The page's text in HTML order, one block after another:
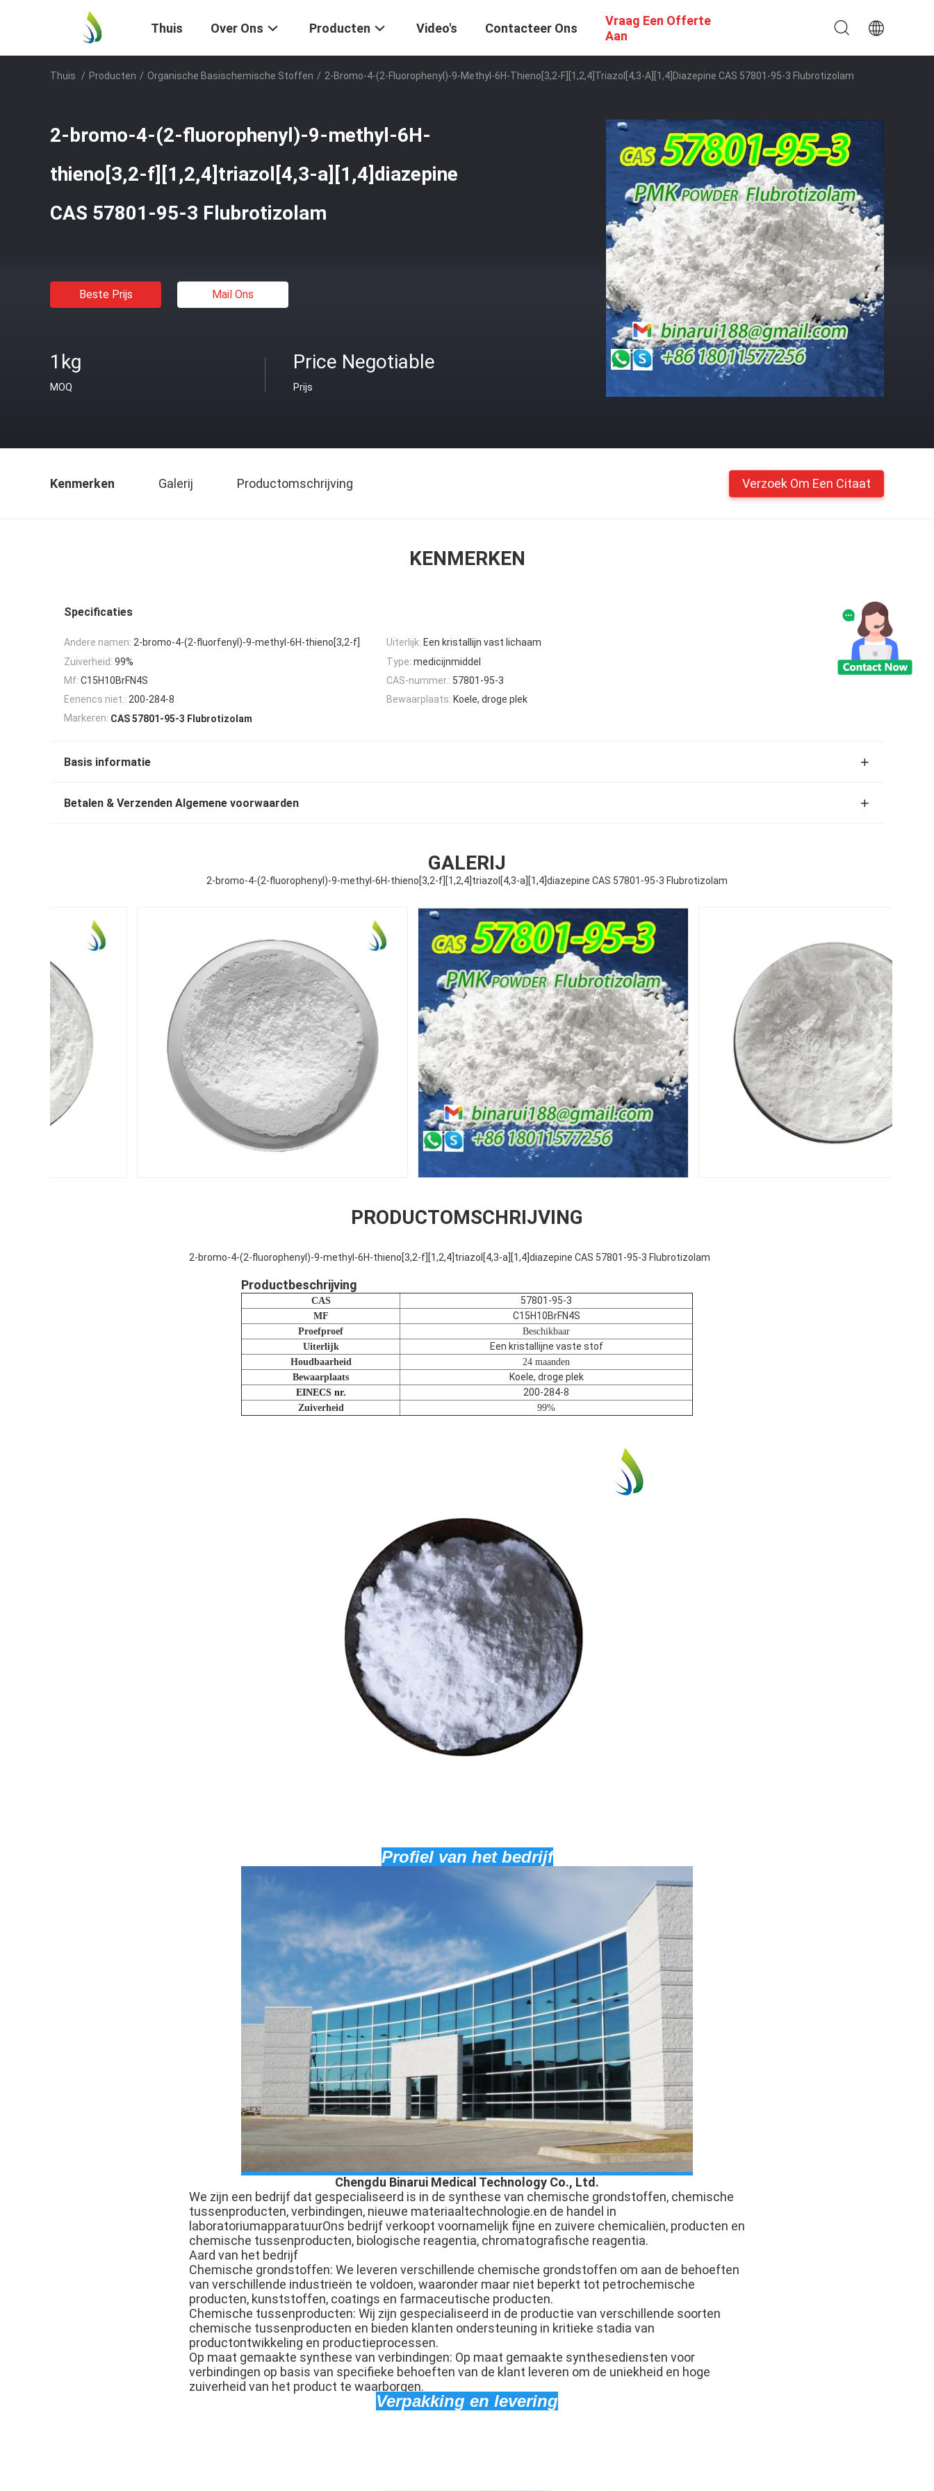
Thuis Over Ons Producten Video's Contacteer Ons
Vraag Een Offerte
Aan
Thuis / Producten / Organische Basischemische Stoffen / 2-Bromo-4-(2-Fluorophenyl)-9-Methyl-6H-Thieno[3,2-F][1,2,4]triazol[4,3-A][1,4]diazepine CAS 57801-95-3 Flubrotizolam
2-bromo-4-(2-fluorophenyl)-9-methyl-6H-
thieno[3,2-f][1,2,4]triazol[4,3-a][1,4]diazepine
CAS 57801-95-3 Flubrotizolam
Beste Prijs Mail Ons
1kg
MOQ
Price Negotiable
Prijs
Kenmerken Galerij Productomschrijving Verzoek Om Een Citaat
KENMERKEN
Specificaties
Andere namen: 2-bromo-4-(2-fluorfenyl)-9-methyl-6H-thieno[3,2-f] Uiterlijk: Een kristallijn vast lichaam
Zuiverheid: 99% Type: medicijnmiddel
Mf: C15H10BrFN4S CAS-nummer.: 57801-95-3
Eenencs niet.: 200-284-8 Bewaarplaats: Koele, droge plek
Markeren: CAS 57801-95-3 Flubrotizolam
Basis informatie
Betalen & Verzenden Algemene voorwaarden
GALERIJ
2-bromo-4-(2-fluorophenyl)-9-methyl-6H-thieno[3,2-f][1,2,4]triazol[4,3-a][1,4]diazepine CAS 57801-95-3 Flubrotizolam
PRODUCTOMSCHRIJVING
2-bromo-4-(2-fluorophenyl)-9-methyl-6H-thieno[3,2-f][1,2,4]triazol[4,3-a][1,4]diazepine CAS 57801-95-3 Flubrotizolam
Productbeschrijving
CAS 57801-95-3
MF C15H10BrFN4S
Proefproef
Beschikbaar
Uiterlijk
Een kristallijne vaste stof
Houdbaarheid
24 maanden
Bewaarplaats
Koele, droge plek
EINECS nr. 200-284-8
Zuiverheid 99%
Profiel van het bedrijf
Chengdu Binarui Medical Technology Co., Ltd.
We zijn een bedrijf dat gespecialiseerd is in de synthese van chemische grondstoffen, chemische
tussenproducten, verbindingen, nieuwe materiaaltechnologie.en de handel in
laboratoriumapparatuurOns bedrijf verkoopt voornamelijk fijne en zuivere chemicaliën, producten en
chemische tussenproducten, biologische reagentia, chromatografische reagentia.
Aard van het bedrijf
Chemische grondstoffen: We leveren verschillende chemische grondstoffen om aan de behoeften
van verschillende industrieën te voldoen, waaronder maar niet beperkt tot petrochemische
producten, kunststoffen, coatings en farmaceutische producten.
Chemische tussenproducten: Wij zijn gespecialiseerd in de productie van verschillende soorten
chemische tussenproducten en bieden klanten ondersteuning in kritieke stadia van
productontwikkeling en productieprocessen.
Op maat gemaakte synthese van verbindingen: Op maat gemaakte synthesediensten voor
verbindingen op basis van specifieke behoeften van de klant leveren om de uniekheid en hoge
zuiverheid van het product te waarborgen.
Verpakking en levering